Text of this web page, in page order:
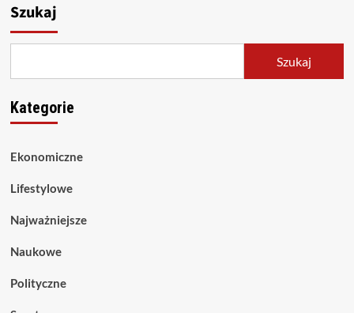
Szukaj
Szukaj
Kategorie
Ekonomiczne
Lifestylowe
Najważniejsze
Naukowe
Polityczne